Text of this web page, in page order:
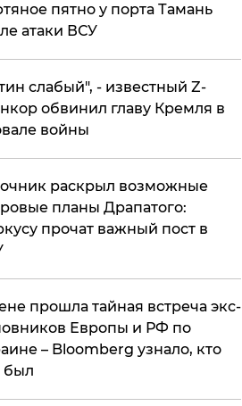
пятно у порта Тамань
атаки ВСУ
слабый", - известный Z-
обвинил главу Кремля в
войны
раскрыл возможные
планы Драпатого:
прочат важный пост в
прошла тайная встреча экс-
Европы и РФ по
– Bloomberg узнало, кто
был